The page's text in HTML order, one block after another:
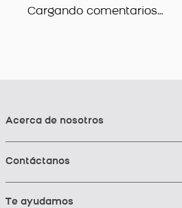
Título
Dirección de email
Cargando comentarios…
Acerca de nosotros
Contáctanos
Te ayudamos